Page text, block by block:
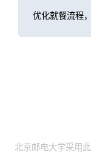
优化就餐流程
北京邮电大学采用